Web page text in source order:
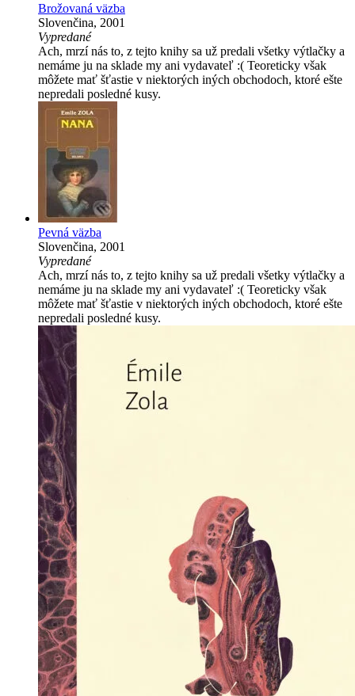
Brožovaná väzba
Slovenčina, 2001
Vypredané
Ach, mrzí nás to, z tejto knihy sa už predali všetky výtlačky a
nemáme ju na sklade my ani vydavateľ :( Teoreticky však
môžete mať šťastie v niektorých iných obchodoch, ktoré ešte
nepredali posledné kusy.
Pevná väzba
Slovenčina, 2001
Vypredané
Ach, mrzí nás to, z tejto knihy sa už predali všetky výtlačky a
nemáme ju na sklade my ani vydavateľ :( Teoreticky však
môžete mať šťastie v niektorých iných obchodoch, ktoré ešte
nepredali posledné kusy.